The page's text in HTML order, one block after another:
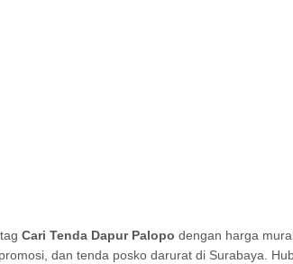
Cari Tenda Dapur Palopo dengan harga
dan tenda posko darurat di Surabaya.